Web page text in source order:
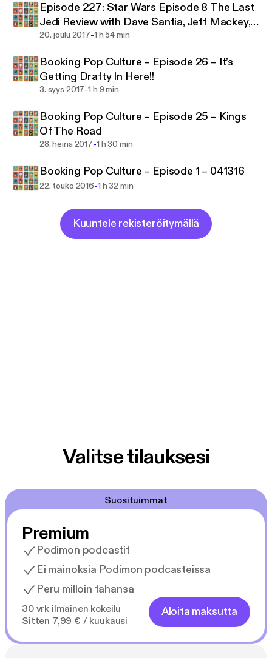
Episode 227: Star Wars Episode 8 The Last
Jedi Review with Dave Santia, Jeff Mackey,
and Booking Pop Culture
20. joulu 2017-1 h 54 min
Booking Pop Culture – Episode 26 – It’s
Getting Drafty In Here!!
3. syys 2017-1 h 9 min
Booking Pop Culture – Episode 25 – Kings
Of The Road
28. heinä 2017-1 h 30 min
Booking Pop Culture – Episode 1 – 041316
22. touko 2016-1 h 32 min
Kuuntele rekisteröitymällä
Valitse tilauksesi
Suosituimmat
Premium
Podimon podcastit
Ei mainoksia Podimon podcasteissa
Peru milloin tahansa
30 vrk ilmainen kokeilu
Sitten 7,99 € / kuukausi
Aloita maksutta